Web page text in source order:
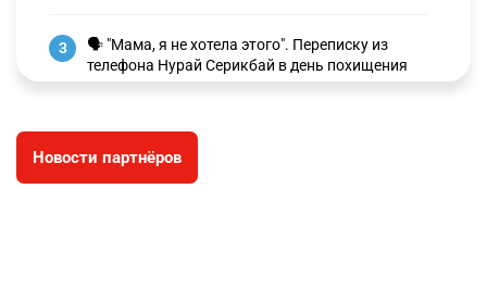
3
🗣 "Мама, я не хотела этого". Переписку из
телефона Нурай Серикбай в день похищения
зачитали в суде
⚠️ Доброе утро, друзья! Предлагаем обзор
главных новостей за 4 августа
Новости партнёров